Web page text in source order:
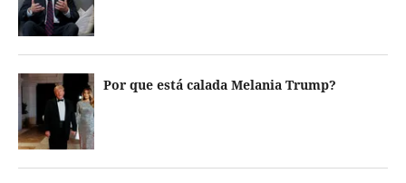
Por que está calada Melania Trump?